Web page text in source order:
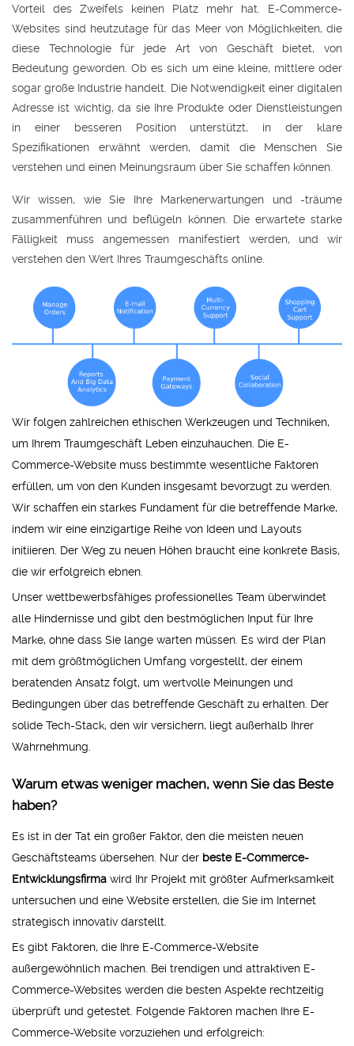
Vorteil des Zweifels keinen Platz mehr hat. E-Commerce-
Websites sind heutzutage für das Meer von Möglichkeiten, die
diese Technologie für jede Art von Geschäft bietet, von
Bedeutung geworden. Ob es sich um eine kleine, mittlere oder
sogar große Industrie handelt. Die Notwendigkeit einer digitalen
Adresse ist wichtig, da sie Ihre Produkte oder Dienstleistungen
in einer besseren Position unterstützt, in der klare
Spezifikationen erwähnt werden, damit die Menschen Sie
verstehen und einen Meinungsraum über Sie schaffen können.
Wir wissen, wie Sie Ihre Markenerwartungen und -träume
zusammenführen und beflügeln können. Die erwartete starke
Fälligkeit muss angemessen manifestiert werden, und wir
verstehen den Wert Ihres Traumgeschäfts online.
Wir folgen zahlreichen ethischen Werkzeugen und Techniken,
um Ihrem Traumgeschäft Leben einzuhauchen. Die E-
Commerce-Website muss bestimmte wesentliche Faktoren
erfüllen, um von den Kunden insgesamt bevorzugt zu werden.
Wir schaffen ein starkes Fundament für die betreffende Marke,
indem wir eine einzigartige Reihe von Ideen und Layouts
initiieren. Der Weg zu neuen Höhen braucht eine konkrete Basis,
die wir erfolgreich ebnen.
Unser wettbewerbsfähiges professionelles Team überwindet
alle Hindernisse und gibt den bestmöglichen Input für Ihre
Marke, ohne dass Sie lange warten müssen. Es wird der Plan
mit dem größtmöglichen Umfang vorgestellt, der einem
beratenden Ansatz folgt, um wertvolle Meinungen und
Bedingungen über das betreffende Geschäft zu erhalten. Der
solide Tech-Stack, den wir versichern, liegt außerhalb Ihrer
Wahrnehmung.
Warum etwas weniger machen, wenn Sie das Beste
haben?
Es ist in der Tat ein großer Faktor, den die meisten neuen
Geschäftsteams übersehen. Nur der beste E-Commerce-
Entwicklungsfirma wird Ihr Projekt mit größter Aufmerksamkeit
untersuchen und eine Website erstellen, die Sie im Internet
strategisch innovativ darstellt.
Es gibt Faktoren, die Ihre E-Commerce-Website
außergewöhnlich machen. Bei trendigen und attraktiven E-
Commerce-Websites werden die besten Aspekte rechtzeitig
überprüft und getestet. Folgende Faktoren machen Ihre E-
Commerce-Website vorzuziehen und erfolgreich: